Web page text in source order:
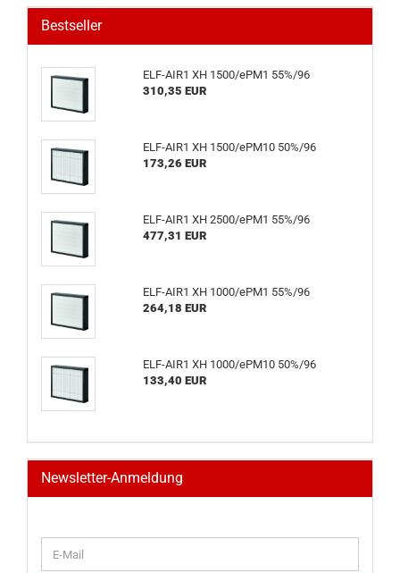
Bestseller
ELF-AIR1 XH 1500/ePM1 55%/96
310,35 EUR
ELF-AIR1 XH 1500/ePM10 50%/96
173,26 EUR
ELF-AIR1 XH 2500/ePM1 55%/96
477,31 EUR
ELF-AIR1 XH 1000/ePM1 55%/96
264,18 EUR
ELF-AIR1 XH 1000/ePM10 50%/96
133,40 EUR
Newsletter-Anmeldung
ZUR
E-
Mail